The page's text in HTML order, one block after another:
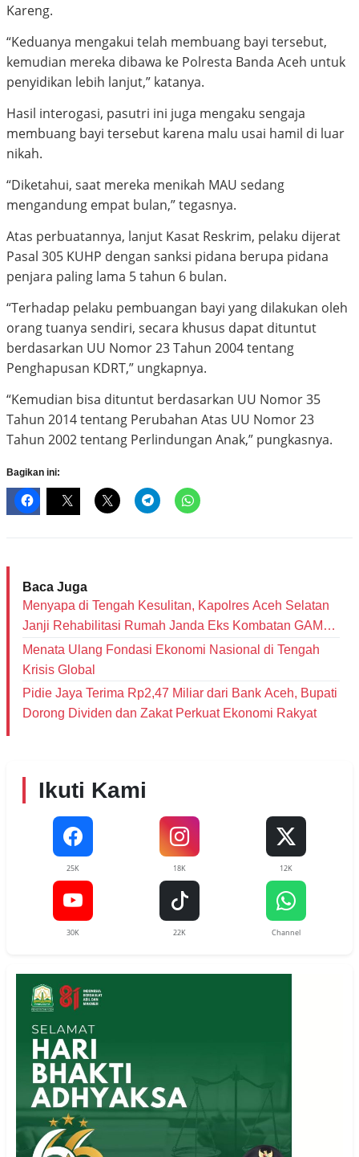
Kareng.
“Keduanya mengakui telah membuang bayi tersebut,
kemudian mereka dibawa ke Polresta Banda Aceh untuk
penyidikan lebih lanjut,” katanya.
Hasil interogasi, pasutri ini juga mengaku sengaja
membuang bayi tersebut karena malu usai hamil di luar
nikah.
“Diketahui, saat mereka menikah MAU sedang
mengandung empat bulan,” tegasnya.
Atas perbuatannya, lanjut Kasat Reskrim, pelaku dijerat
Pasal 305 KUHP dengan sanksi pidana berupa pidana
penjara paling lama 5 tahun 6 bulan.
“Terhadap pelaku pembuangan bayi yang dilakukan oleh
orang tuanya sendiri, secara khusus dapat dituntut
berdasarkan UU Nomor 23 Tahun 2004 tentang
Penghapusan KDRT,” ungkapnya.
“Kemudian bisa dituntut berdasarkan UU Nomor 35
Tahun 2014 tentang Perubahan Atas UU Nomor 23
Tahun 2002 tentang Perlindungan Anak,” pungkasnya.
Bagikan ini:
Baca Juga
Menyapa di Tengah Kesulitan, Kapolres Aceh Selatan
Janji Rehabilitasi Rumah Janda Eks Kombatan GAM
dan Bantu Modal Usaha
Menata Ulang Fondasi Ekonomi Nasional di Tengah
Krisis Global
Pidie Jaya Terima Rp2,47 Miliar dari Bank Aceh, Bupati
Dorong Dividen dan Zakat Perkuat Ekonomi Rakyat
Ikuti Kami
25K 18K 12K
30K 22K Channel